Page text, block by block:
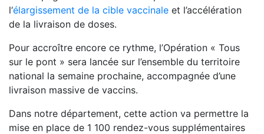
l‘élargissement de la cible vaccinale et l’accélération
de la livraison de doses.
Pour accroître encore ce rythme, l’Opération « Tous
sur le pont » sera lancée sur l’ensemble du territoire
national la semaine prochaine, accompagnée d’une
livraison massive de vaccins.
Dans notre département, cette action va permettre la
mise en place de 1 100 rendez-vous supplémentaires